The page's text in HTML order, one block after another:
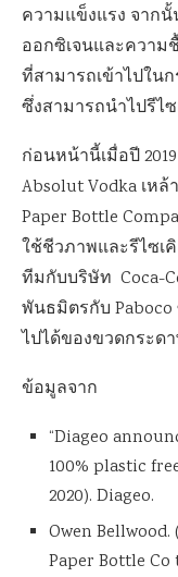
ความแข็งแรง จาก
ออกซิเจนและความ
ที่สามารถเข้าไปใน
ซึ่งสามารถนำไปรีไ
ก่อนหน้านี้เมื่อปี
Absolut Vodka เห
Paper Bottle
ใช้ชีวภาพและรีไซเ
ทีมกับบริษัท Coca-
พันธมิตรกับ Paboco
ไปได้ของขวดกระด
ข้อมูลจาก
“Diageo
100% plastic
2020). Diageo.
Owen Bellwood.
Paper Bottle